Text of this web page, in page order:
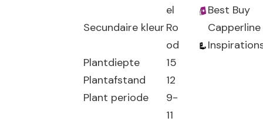
el
Secundaire kleur Ro
od
Plantdiepte
15
Plantafstand
12
Plant periode
9-
11
Best Buy
Capperline